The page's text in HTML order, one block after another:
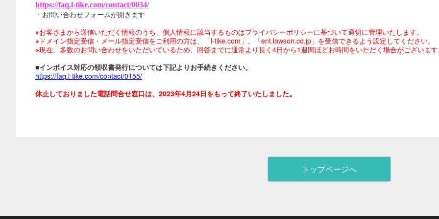
https://faq.l-tike.com/contact/0034/
・お問い合わせフォームが開きます
※お客さまから送信いただく情報のうち、個人情報に該当するものはプライバシーポリシーに基づいて適切に管理いたします。
※ドメイン指定受信・メール指定受信をご利用の方は、「l-tike.com」、「ent.lawson.co.jp」を受信できるよう設定してください。
※現在、多数のお問い合わせをいただいているため、回答までに通常より長く4日から1週間ほどお時間をいただく場合がございま
■インボイス対応の領収書発行については下記よりお手続きください。
https://faq.l-tike.com/contact/0155/
休止しておりました電話問合せ窓口は、2023年4月24日をもって終了いたしました。
トップページへ